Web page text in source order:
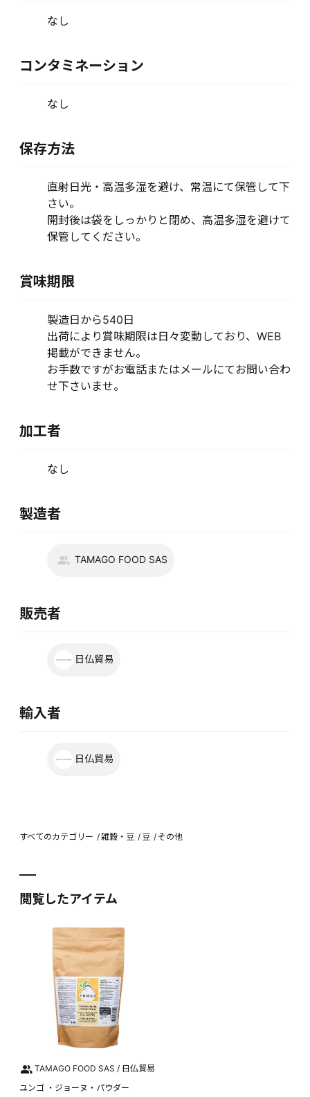
なし
コンタミネーション
なし
保存方法
直射日光・高温多湿を避け、常温にて保管して下
さい。
開封後は袋をしっかりと閉め、高温多湿を避けて
保管してください。
賞味期限
製造日から540日
出荷により賞味期限は日々変動しており、WEB
掲載ができません。
お手数ですがお電話またはメールにてお問い合わ
せ下さいませ。
加工者
なし
製造者
TAMAGO FOOD SAS
販売者
日仏貿易
輸入者
日仏貿易
すべてのカテゴリー 雑穀・豆 豆 その他
閲覧したアイテム
TAMAGO FOOD SAS / 日仏貿易
ユンゴ ・ジョーヌ・パウダー